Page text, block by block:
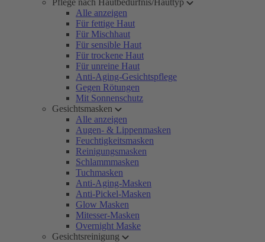
Pflege nach Hautbedürfnis/Hauttyp
Alle anzeigen
Für fettige Haut
Für Mischhaut
Für sensible Haut
Für trockene Haut
Für unreine Haut
Anti-Aging-Gesichtspflege
Gegen Rötungen
Mit Sonnenschutz
Gesichtsmasken
Alle anzeigen
Augen- & Lippenmasken
Feuchtigkeitsmasken
Reinigungsmasken
Schlammmasken
Tuchmasken
Anti-Aging-Masken
Anti-Pickel-Masken
Glow Masken
Mitesser-Masken
Overnight Maske
Gesichtsreinigung